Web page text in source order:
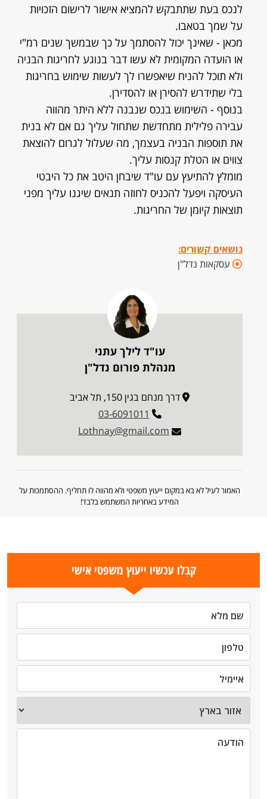
לנכס בעת שתתבקש להמציא אישור לרישום הזכויות
על שמך בטאבו.
מכאן - שאינך יכול להסתמך על כך שבמשך שנים רמ"י
או הועדה המקומית לא עשו דבר בנוגע לחריגות הבניה
ולא תוכל להניח שיאפשרו לך לעשות שימוש בחריגות
בלי שתידרש להסירן או להסדירן.
בנוסף - השימוש בנכס שנבנה ללא היתר מהווה
עבירה פלילית מתחדשת שתחול עליך גם אם לא בנית
את תוספות הבניה בעצמך, מה שעלול לגרום להוצאת
צווים או הטלת קנסות עליך.
מומלץ להתיעץ עם עו"ד שיבחן היטב את כל היבטי
העיסקה ויפעל להכניס לחוזה תנאים שיגנו עליך מפני
תוצאות קיומן של החריגות.
נושאים קשורים:
עסקאות נדל"ן
עו"ד לילך עתני
מנהלת פורום נדל"ן
דרך מנחם בגין 150, תל אביב
03-6091011
Lothnay@gmail.com
האמור לעיל לא בא במקום ייעוץ משפטי ולא מהווה לו תחליף. ההסתמכות על
המידע באחריות המשתמש בלבד!
קבלו עכשיו ייעוץ משפטי אישי